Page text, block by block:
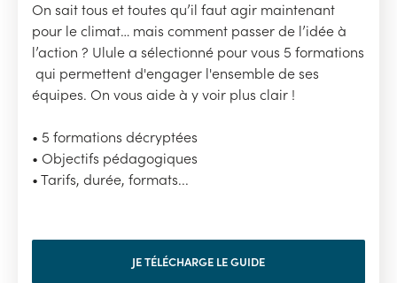
On sait tous et toutes qu’il faut agir maintenant
pour le climat… mais comment passer de l’idée à
l’action ? Ulule a sélectionné pour vous 5 formations
qui permettent d'engager l'ensemble de ses
équipes. On vous aide à y voir plus clair !
• 5 formations décryptées
• Objectifs pédagogiques
• Tarifs, durée, formats...
JE TÉLÉCHARGE LE GUIDE